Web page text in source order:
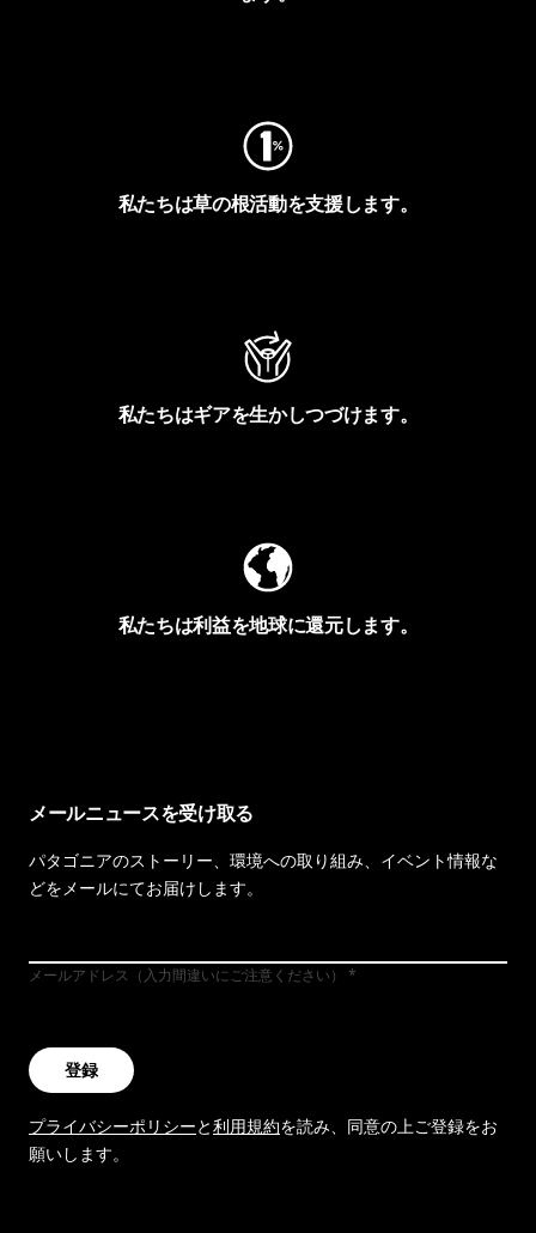
私たちは草の根活動を支援します。
私たちはギアを生かしつづけます。
私たちは利益を地球に還元します。
メールニュースを受け取る
パタゴニアのストーリー、環境への取り組み、イベント情報な
どをメールにてお届けします。
メールアドレス（入力間違いにご注意ください）
登録
プライバシーポリシーと利用規約を読み、同意の上ご登録をお
願いします。